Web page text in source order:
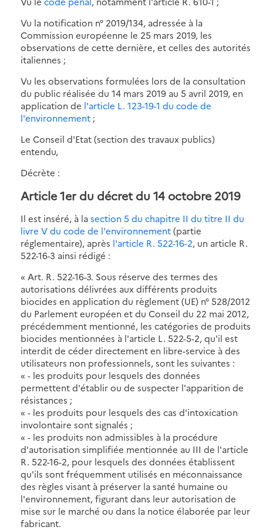
Vu la notification n° 2019/134, adressée à la
Commission européenne le 25 mars 2019, les
observations de cette dernière, et celles des autorités
italiennes ;
Vu les observations formulées lors de la consultation
du public réalisée du 14 mars 2019 au 5 avril 2019, en
application de l'article L. 123-19-1 du code de
l'environnement ;
Le Conseil d'Etat (section des travaux publics)
entendu,
Décrète :
Article 1er du décret du 14 octobre 2019
Il est inséré, à lasection 5 du chapitre II du titre II du
livre V du code de l'environnement(partie
réglementaire), après l'article R. 522-16-2, un article R.
522-16-3 ainsi rédigé :
« Art. R. 522-16-3. Sous réserve des termes des
autorisations délivrées aux différents produits
biocides en application du règlement (UE) n° 528/2012
du Parlement européen et du Conseil du 22 mai 2012,
précédemment mentionné, les catégories de produits
biocides mentionnées à l'article L. 522-5-2, qu'il est
interdit de céder directement en libre-service à des
utilisateurs non professionnels, sont les suivantes :
« - les produits pour lesquels des données
permettent d'établir ou de suspecter l'apparition de
résistances ;
« - les produits pour lesquels des cas d'intoxication
involontaire sont signalés ;
« - les produits non admissibles à la procédure
d'autorisation simplifiée mentionnée au III de l'article
R. 522-16-2, pour lesquels des données établissent
qu'ils sont fréquemment utilisés en méconnaissance
des règles visant à préserver la santé humaine ou
l'environnement, figurant dans leur autorisation de
mise sur le marché ou dans la notice élaborée par leur
fabricant.